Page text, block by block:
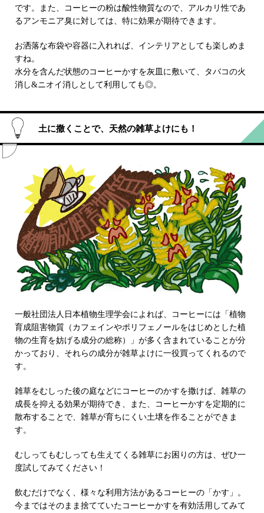
です。また、コーヒーの粉は酸性物質なので、アルカリ性であ
るアンモニア臭に対しては、特に効果が期待できます。
お洒落な布袋や容器に入れれば、インテリアとしても楽しめま
すね。
水分を含んだ状態のコーヒーかすを灰皿に敷いて、タバコの火
消し&ニオイ消しとして利用しても◎。
土に撒くことで、天然の雑草よけにも！
一般社団法人日本植物生理学会によれば、コーヒーには「植物
育成阻害物質（カフェインやポリフェノールをはじめとした植
物の生育を妨げる成分の総称）」が多く含まれていることが分
かっており、それらの成分が雑草よけに一役買ってくれるので
す。
雑草をむしった後の庭などにコーヒーのかすを撒けば、雑草の
成長を抑える効果が期待でき、また、コーヒーかすを定期的に
散布することで、雑草が育ちにくい土壌を作ることができま
す。
むしってもむしっても生えてくる雑草にお困りの方は、ぜひ一
度試してみてください！
飲むだけでなく、様々な利用方法があるコーヒーの「かす」。
今まではそのまま捨てていたコーヒーかすを有効活用してみて